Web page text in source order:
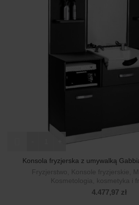
ilość Konsola fryzjerska z
Konsola fryzjerska z umywalką
Fryzjerstwo
Konsole fryzjerskie
Kosmetologia, kosmetyka i
4.477,97 zł